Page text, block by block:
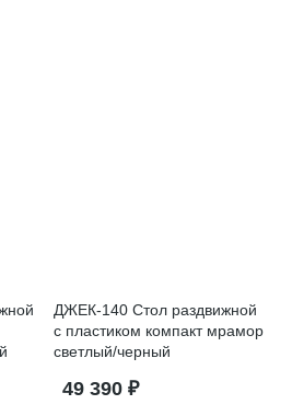
ДЖЕК-140 Стол раздвижной
с пластиком компакт мрамор
светлый/черный
49 390 ₽